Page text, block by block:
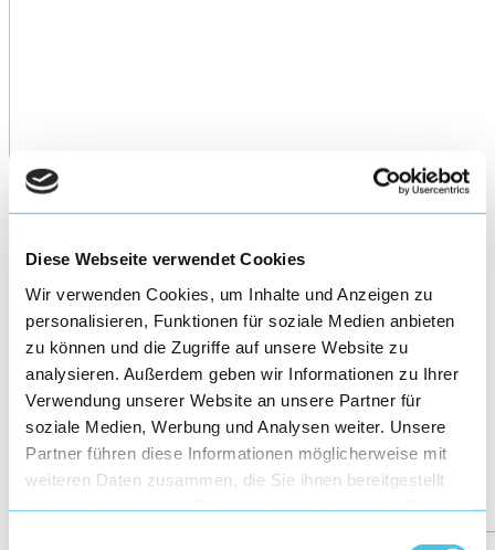
Diese Webseite verwendet Cookies
Wir verwenden Cookies, um Inhalte und Anzeigen zu
personalisieren, Funktionen für soziale Medien anbieten
zu können und die Zugriffe auf unsere Website zu
analysieren. Außerdem geben wir Informationen zu Ihrer
Verwendung unserer Website an unsere Partner für
soziale Medien, Werbung und Analysen weiter. Unsere
Partner führen diese Informationen möglicherweise mit
weiteren Daten zusammen, die Sie ihnen bereitgestellt